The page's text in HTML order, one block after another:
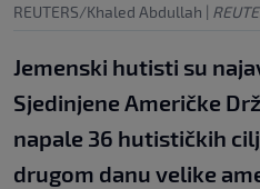
REUTERS/Khaled Abdullah |
Jemenski hutisti su
Sjedinjene Američke
napale 36 hutističkih
drugom danu velike